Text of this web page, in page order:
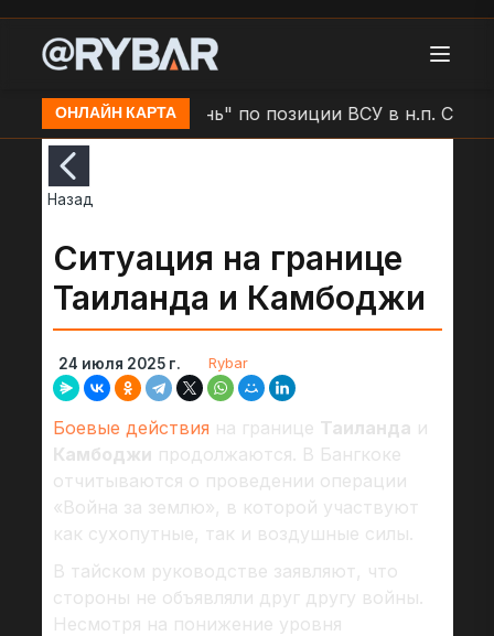
ОНЛАЙН КАРТА
Удар БЛА "Герань" по позиции ВСУ в н.п. Сумы
Назад
Ситуация на границе
Таиланда и Камбоджи
24 июля 2025 г. Rybar
Боевые действия на границе Таиланда и
Камбоджи продолжаются. В Бангкоке
отчитываются о проведении операции
«Война за землю», в которой участвуют
как сухопутные, так и воздушные силы.
В тайском руководстве заявляют, что
стороны не объявляли друг другу войны.
Несмотря на понижение уровня